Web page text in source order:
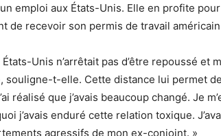
emploi aux États-Unis. Elle en profite
de recevoir son permis de travail
Unis n’arrêtait pas d’être repoussé et
souligne-t-elle. Cette distance lui permet
réalisé que j’avais beaucoup changé. Je
j’avais enduré cette relation toxique.
agressifs de mon ex-conjoint. »